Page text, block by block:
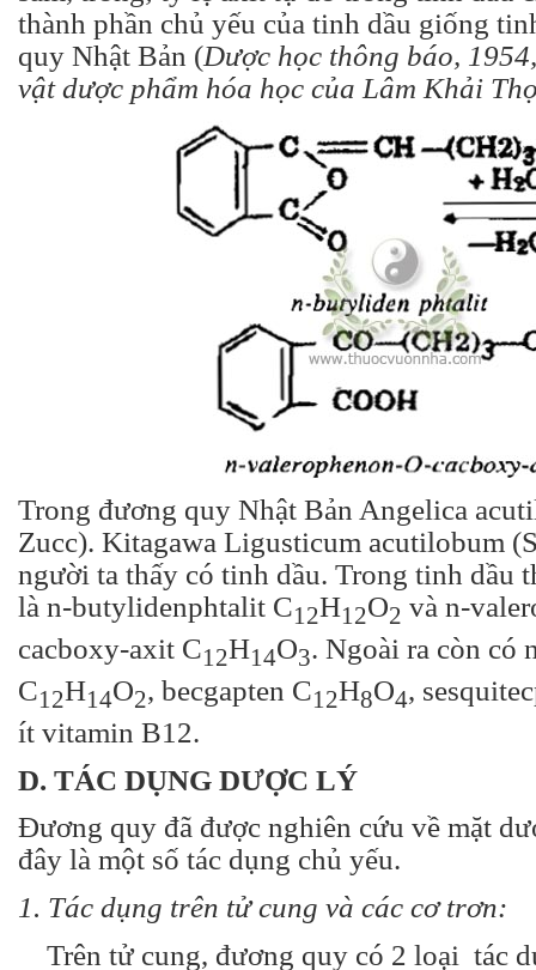
thành phần chủ yếu của tinh dầu giống
quy Nhật Bản (Dược học thông báo,
vật dược phẩm hóa học của Lâm Khải
Trong đương quy Nhật Bản Angelica
Zucc). Kitagawa Ligusticum acutilobum
người ta thấy có tinh dầu. Trong tinh dầu
là n-butylidenphtalit C12H12O2 và n-
cacboxy-axit C12H14O3. Ngoài ra còn có
C12H14O2, becgapten C12H8O4,
ít vitamin B12.
D. TÁC DỤNG DƯỢC LÝ
Đương quy đã được nghiên cứu về mặt
đây là một số tác dụng chủ yếu.
1. Tác dụng trên tử cung và các cơ trơn:
Trên tử cung, đương quy có 2 loại tác